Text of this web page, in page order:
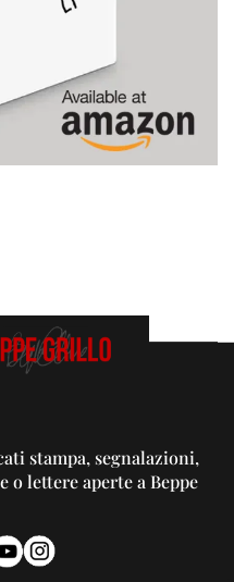
stampa, segnalazioni,
lettere aperte a Beppe